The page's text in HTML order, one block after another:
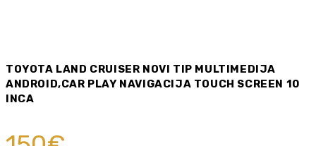
TOYOTA LAND CRUISER NOVI TIP MULTIMEDIJA
ANDROID,CAR PLAY NAVIGACIJA TOUCH SCREEN 10
INCA